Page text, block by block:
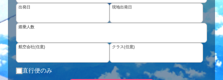
出発日 現地出発日
搭乗人数
航空会社(任意) クラス(任意)
直行便のみ